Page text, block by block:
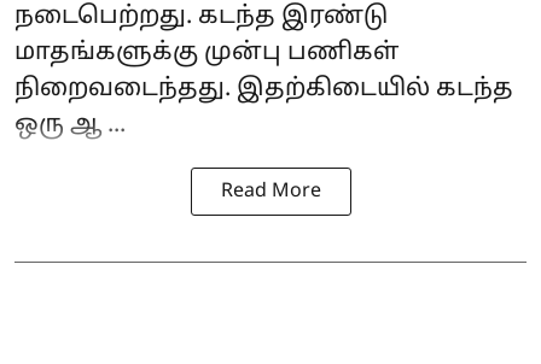
நடைபெற்றது. கடந்த இரண்டு
மாதங்களுக்கு முன்பு பணிகள்
நிறைவடைந்தது. இதற்கிடையில் கடந்த
ஒரு ஆ ...
Read More